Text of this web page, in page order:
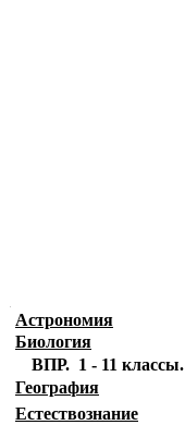
Астрономия
Биология
ВПР. 1 - 11 классы.
География
Естествознание